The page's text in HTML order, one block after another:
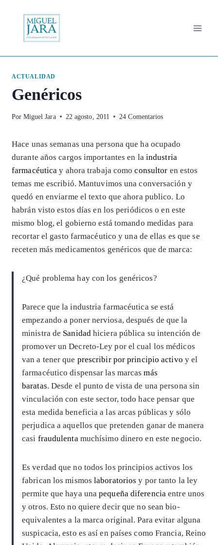
contenido
ACTUALIDAD
Genéricos
Por Miguel Jara 22 agosto, 2011 24 Comentarios
Hace unas semanas una persona que ha ocupado
durante años cargos importantes en la industria
farmacéutica y ahora trabaja comoconsultor en estos
temas me escribió. Mantuvimos una conversación y
quedó en enviarme el texto que ahora publico. Lo
habrán visto estos días en los periódicos o en este
mismo blog, el gobierno está tomando medidas para
recortar el gasto farmacéutico y una de ellas es que se
receten más medicamentos genéricos que de marca:
¿Qué problema hay con los genéricos?
Parece que la industria farmacéutica se está
empezando a poner nerviosa, después de que la
ministra de Sanidadhiciera pública su intención de
promover un Decreto-Ley por el cual los médicos
van a tener que prescribir por principio activo y el
farmacéutico dispensar las marcasmás
baratas. Desde el punto de vista de una persona sin
vinculación con este sector, todo hace pensar que
esta medida beneficia a las arcas públicas y sólo
perjudica a aquellos que pretenden ganar de manera
casi fraudulenta muchísimo dinero en este negocio.
Es verdad que no todos los principios activos los
fabrican los mismoslaboratorios y por tanto la ley
permite que haya unapequeña diferencia entre unos
y otros. Esto no quiere decir que no sean bio-
equivalentes a la marca original. Para evitar alguna
suspicacia, esto es así en países como Francia, Reino